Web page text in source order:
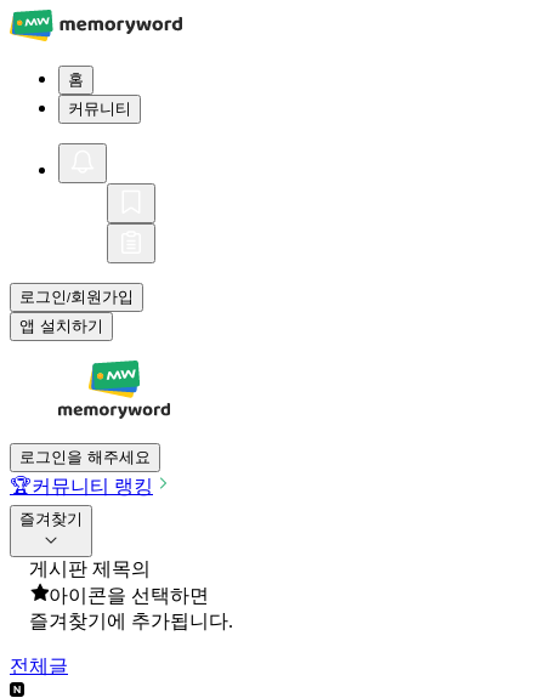
홈
커뮤니티
로그인/회원가입
앱 설치하기
로그인을 해주세요
🏆커뮤니티 랭킹
즐겨찾기
게시판 제목의
아이콘을 선택하면
즐겨찾기에 추가됩니다.
전체글